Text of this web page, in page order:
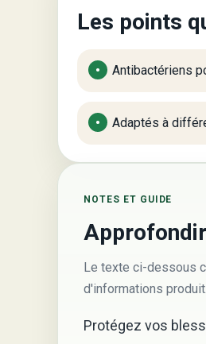
Les points
Antibactériens
Adaptés à
NOTES ET GUIDE
Le texte ci-dessous
d'informations produit.
Protégez vos